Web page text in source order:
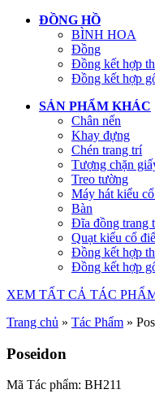
ĐỒNG HỒ
BÌNH HOA
Đồng
Đồng kết hợp
Đồng kết hợp
SẢN PHẨM KHÁC
Chân nến
Khay đựng
Chén trang trí
Tượng chặn
Treo tường
Máy hát kiểu
Bàn
Đĩa đồng trang
Quạt kiểu cổ
Đồng kết hợp
Đồng kết hợp
XEM TẤT CẢ TÁC
Trang chủ » Tác Phẩm »
Poseidon
Mã Tác phẩm: BH211